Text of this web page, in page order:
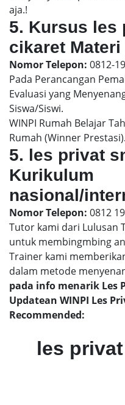
aja.!
5. Kursus les
cikaret
Nomor Telepon: 0812-
Pada Perancangan
Evaluasi yang
Siswa/Siswi.
WINPI Rumah Belajar
Rumah (Winner Prestasi).
5. les privat
Kurikulum
nasional/
Nomor Telepon: 0812
Tutor kami dari Lulusan
untuk membingmbing
Trainer kami
dalam metode
pada info menarik Les
Updatean WINPI Les
Recommended:
les